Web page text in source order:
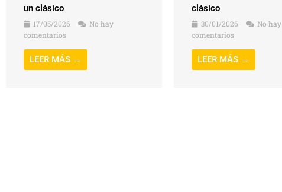
un clásico
17/05/2026
No hay
comentarios
LEER MÁS →
clásico
30/01/2026
No hay
comentarios
LEER MÁS →